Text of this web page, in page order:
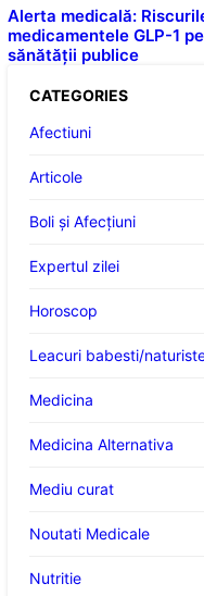
Alerta medicală:
medicamentele GLP-1
sănătății publice
CATEGORIES
Afectiuni
Articole
Boli și Afecțiuni
Expertul zilei
Horoscop
Leacuri babesti/
Medicina
Medicina Alternativa
Mediu curat
Noutati Medicale
Nutritie